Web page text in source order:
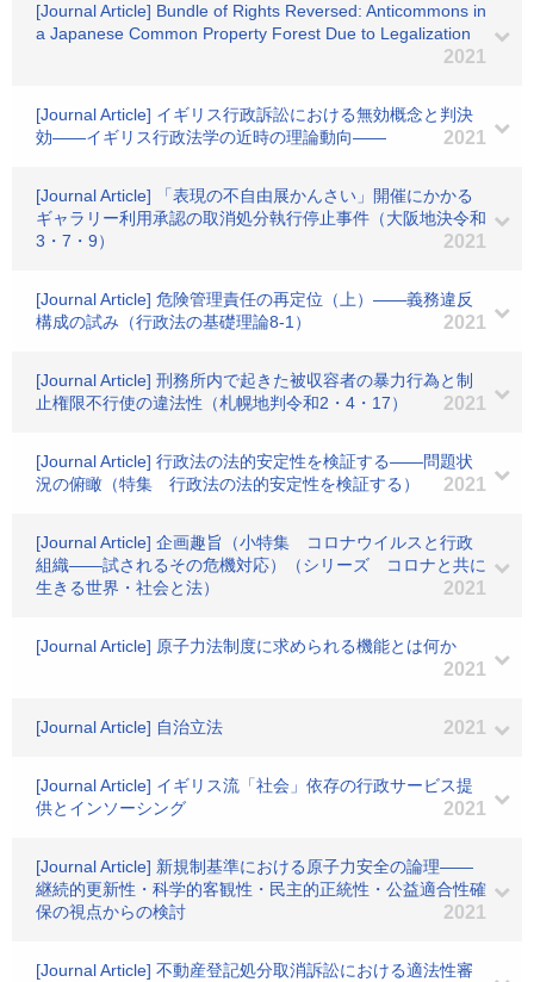
[Journal Article] Bundle of Rights Reversed: Anticommons in
a Japanese Common Property Forest Due to Legalization
2021
[Journal Article] イギリス行政訴訟における無効概念と判決
効――イギリス行政法学の近時の理論動向――
2021
[Journal Article] 「表現の不自由展かんさい」開催にかかる
ギャラリー利用承認の取消処分執行停止事件（大阪地決令和
3・7・9）
2021
[Journal Article] 危険管理責任の再定位（上）――義務違反
構成の試み（行政法の基礎理論8-1）
2021
[Journal Article] 刑務所内で起きた被収容者の暴力行為と制
止権限不行使の違法性（札幌地判令和2・4・17）
2021
[Journal Article] 行政法の法的安定性を検証する――問題状
況の俯瞰（特集 行政法の法的安定性を検証する）
2021
[Journal Article] 企画趣旨（小特集 コロナウイルスと行政
組織――試されるその危機対応）（シリーズ コロナと共に
生きる世界・社会と法）
2021
[Journal Article] 原子力法制度に求められる機能とは何か
2021
[Journal Article] 自治立法 2021
[Journal Article] イギリス流「社会」依存の行政サービス提
供とインソーシング
2021
[Journal Article] 新規制基準における原子力安全の論理――
継続的更新性・科学的客観性・民主的正統性・公益適合性確
保の視点からの検討
2021
[Journal Article] 不動産登記処分取消訴訟における適法性審